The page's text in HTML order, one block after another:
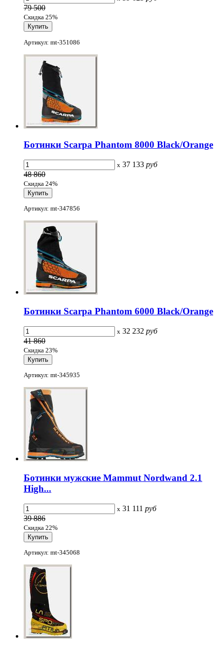
79 500
Скидка 25%
Артикул: mt-351086
Ботинки Scarpa Phantom 8000 Black/Orange
x 37 133 руб
48 860
Скидка 24%
Артикул: mt-347856
Ботинки Scarpa Phantom 6000 Black/Orange
x 32 232 руб
41 860
Скидка 23%
Артикул: mt-345935
Ботинки мужские Mammut Nordwand 2.1
High...
x 31 111 руб
39 886
Скидка 22%
Артикул: mt-345068